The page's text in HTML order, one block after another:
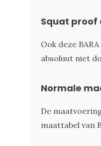
Squat
Ook deze
absoluut niet
Normale
De
maattabel van